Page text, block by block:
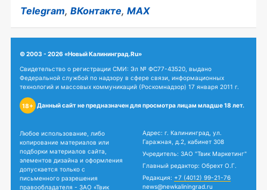
Telegram, ВКонтакте, MAX
© 2003 - 2026 «Новый Калининград.Ru»
Свидетельство о регистрации СМИ: Эл № ФС77-43520, выдано
Федеральной службой по надзору в сфере связи, информационных
технологий и массовых коммуникаций (Роскомнадзор) 17 января 2011 г.
18+ Данный сайт не предназначен для просмотра лицам младше 18 лет.
Любое использование, либо
копирование материалов или
подборки материалов сайта,
элементов дизайна и оформления
допускается только с
письменного разрешения
правообладателя - ЗАО «Твик
Адрес: г. Калининград, ул.
Гаражная, д.2, кабинет 308
Учредитель: ЗАО "Твик Маркетинг"
Главный редактор: Обрехт О.Г.
Редакция: +7 (4012) 99-21-76
news@newkaliningrad.ru